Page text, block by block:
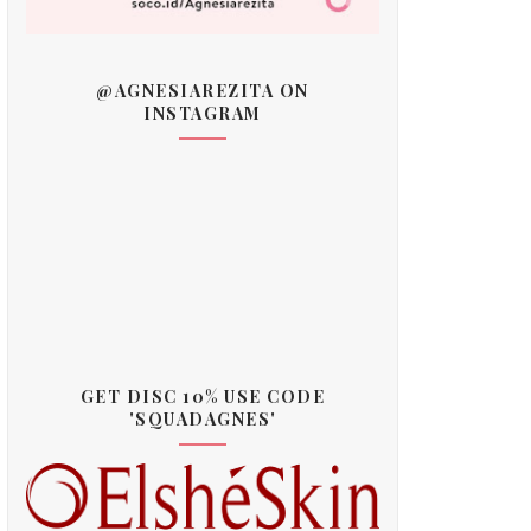
@AGNESIAREZITA ON
INSTAGRAM
GET DISC 10% USE CODE
'SQUADAGNES'